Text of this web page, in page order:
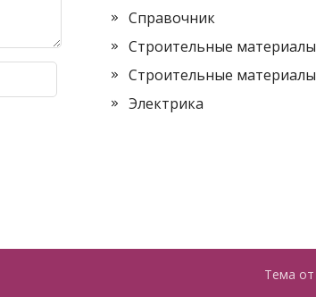
Справочник
Строительные материалы
Строительные материалы
Электрика
Тема от